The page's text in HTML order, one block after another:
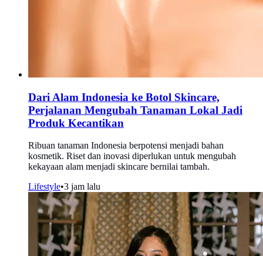
Dari Alam Indonesia ke Botol Skincare,
Perjalanan Mengubah Tanaman Lokal Jadi
Produk Kecantikan
Ribuan tanaman Indonesia berpotensi menjadi bahan
kosmetik. Riset dan inovasi diperlukan untuk mengubah
kekayaan alam menjadi skincare bernilai tambah.
Lifestyle•3 jam lalu